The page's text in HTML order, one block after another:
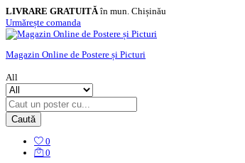
LIVRARE GRATUITĂîn mun. Chișinău
Urmărește comanda
Magazin Online de Postere și Picturi
All
Caută
0
0